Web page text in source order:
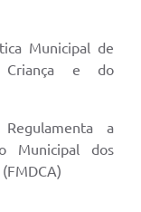
Municipal de
Criança e do
a
Municipal dos